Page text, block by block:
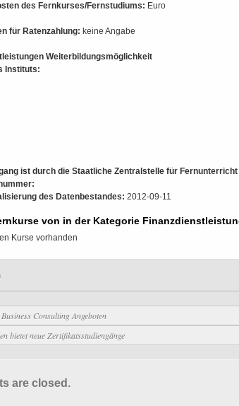
des Fernkurses/Fernstudiums: Euro
für Ratenzahlung: keine Angabe
Weiterbildungsmöglichkeit
Instituts:
ist durch die Staatliche Zentralstelle für Fernunterricht
des Datenbestandes: 2012-09-11
von in der Kategorie
Kurse vorhanden
Consulting Angeboten
bietet neue Zertifikatsstudiengänge
are closed.